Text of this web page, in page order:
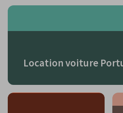
Location voiture